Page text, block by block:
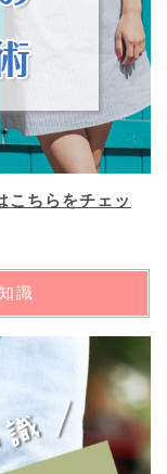
こちらをチェッ
識
ゼット